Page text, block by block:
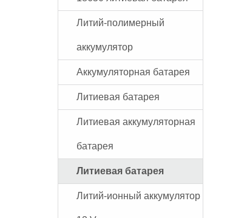
Литий-полимерный
аккумулятор
Аккумуляторная батарея
Литиевая батарея
Литиевая аккумуляторная
батарея
Литиевая батарея
Литий-ионный аккумулятор